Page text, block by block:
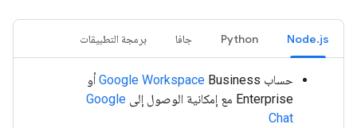
Node.js
Python جافا برمجة التطبيقات
حساب Google WorkspaceBusiness أو
Enterprise مع إمكانية الوصول إلى
Google
Chat